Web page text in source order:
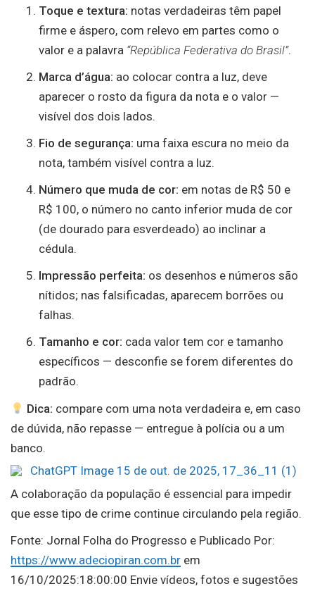
Toque e textura: notas verdadeiras têm papel
firme e áspero, com relevo em partes como o
valor e a palavra “República Federativa do Brasil”.
Marca d’água: ao colocar contra a luz, deve
aparecer o rosto da figura da nota e o valor —
visível dos dois lados.
Fio de segurança: uma faixa escura no meio da
nota, também visível contra a luz.
Número que muda de cor: em notas de R$ 50 e
R$ 100, o número no canto inferior muda de cor
(de dourado para esverdeado) ao inclinar a
cédula.
Impressão perfeita: os desenhos e números são
nítidos; nas falsificadas, aparecem borrões ou
falhas.
Tamanho e cor: cada valor tem cor e tamanho
específicos — desconfie se forem diferentes do
padrão.
Dica: compare com uma nota verdadeira e, em caso
de dúvida, não repasse — entregue à polícia ou a um
banco.
A colaboração da população é essencial para impedir
que esse tipo de crime continue circulando pela região.
Fonte: Jornal Folha do Progresso e Publicado Por:
https://www.adeciopiran.com.br em
16/10/2025:18:00:00 Envie vídeos, fotos e sugestões